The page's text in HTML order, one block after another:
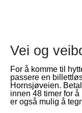
Vei og
For å komme til
passere en
Hornsjøveien.
innen 48 timer for
er også mulig å